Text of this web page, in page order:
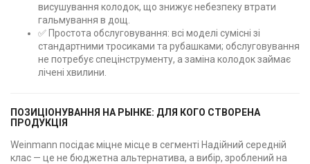
висушування колодок, що знижує небезпеку втрати
гальмування в дощ.
✅ Простота обслуговування: всі моделі сумісні зі
стандартними тросиками та рубашками; обслуговування
не потребує спецінструменту, а заміна колодок займає
лічені хвилини.
ПОЗИЦІОНУВАННЯ НА РЫНКЕ: ДЛЯ КОГО СТВОРЕНА
ПРОДУКЦІЯ
Weinmann посідає міцне місце в сегменті Надійний середній
клас — це не бюджетна альтернатива, а вибір, зроблений на